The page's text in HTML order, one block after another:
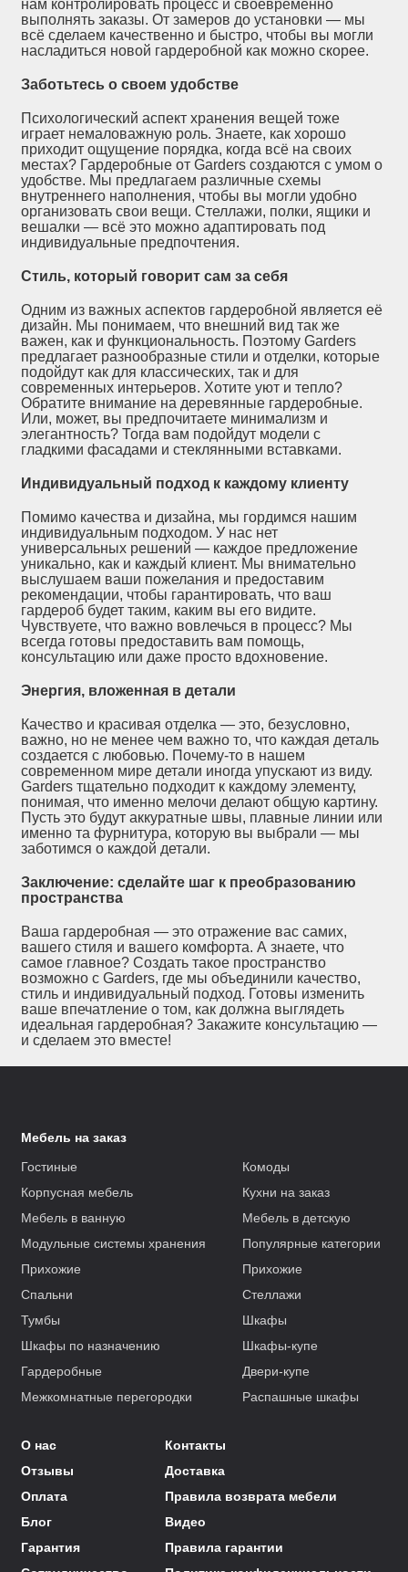
нам контролировать процесс и своевременно
выполнять заказы. От замеров до установки — мы
всё сделаем качественно и быстро, чтобы вы могли
насладиться новой гардеробной как можно скорее.
Заботьтесь о своем удобстве
Психологический аспект хранения вещей тоже
играет немаловажную роль. Знаете, как хорошо
приходит ощущение порядка, когда всё на своих
местах? Гардеробные от Garders создаются с умом о
удобстве. Мы предлагаем различные схемы
внутреннего наполнения, чтобы вы могли удобно
организовать свои вещи. Стеллажи, полки, ящики и
вешалки — всё это можно адаптировать под
индивидуальные предпочтения.
Стиль, который говорит сам за себя
Одним из важных аспектов гардеробной является её
дизайн. Мы понимаем, что внешний вид так же
важен, как и функциональность. Поэтому Garders
предлагает разнообразные стили и отделки, которые
подойдут как для классических, так и для
современных интерьеров. Хотите уют и тепло?
Обратите внимание на деревянные гардеробные.
Или, может, вы предпочитаете минимализм и
элегантность? Тогда вам подойдут модели с
гладкими фасадами и стеклянными вставками.
Индивидуальный подход к каждому клиенту
Помимо качества и дизайна, мы гордимся нашим
индивидуальным подходом. У нас нет
универсальных решений — каждое предложение
уникально, как и каждый клиент. Мы внимательно
выслушаем ваши пожелания и предоставим
рекомендации, чтобы гарантировать, что ваш
гардероб будет таким, каким вы его видите.
Чувствуете, что важно вовлечься в процесс? Мы
всегда готовы предоставить вам помощь,
консультацию или даже просто вдохновение.
Энергия, вложенная в детали
Качество и красивая отделка — это, безусловно,
важно, но не менее чем важно то, что каждая деталь
создается с любовью. Почему-то в нашем
современном мире детали иногда упускают из виду.
Garders тщательно подходит к каждому элементу,
понимая, что именно мелочи делают общую картину.
Пусть это будут аккуратные швы, плавные линии или
именно та фурнитура, которую вы выбрали — мы
заботимся о каждой детали.
Заключение: сделайте шаг к преобразованию
пространства
Ваша гардеробная — это отражение вас самих,
вашего стиля и вашего комфорта. А знаете, что
самое главное? Создать такое пространство
возможно с Garders, где мы объединили качество,
стиль и индивидуальный подход. Готовы изменить
ваше впечатление о том, как должна выглядеть
идеальная гардеробная? Закажите консультацию —
и сделаем это вместе!
Мебель на заказ
Гостиные
Комоды
Корпусная мебель
Кухни на заказ
Мебель в ванную
Мебель в детскую
Модульные системы хранения
Популярные категории
Прихожие
Прихожие
Спальни
Стеллажи
Тумбы
Шкафы
Шкафы по назначению
Шкафы-купе
Гардеробные
Двери-купе
Межкомнатные перегородки
Распашные шкафы
О нас
Контакты
Отзывы
Доставка
Оплата
Правила возврата мебели
Блог
Видео
Гарантия
Правила гарантии